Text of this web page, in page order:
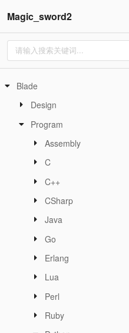
Magic_sword2
Blade
Design
Program
Assembly
C
C++
CSharp
Java
Go
Erlang
Lua
Perl
Ruby